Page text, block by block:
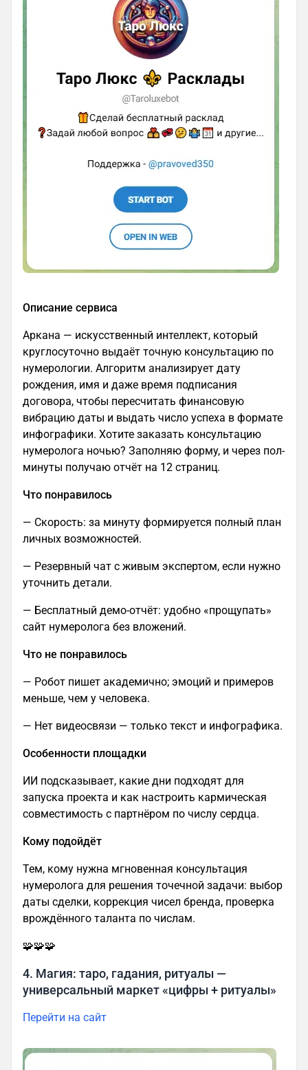
Описание сервиса
Аркана — искусственный интеллект, который
круглосуточно выдаёт точную консультацию по
нумерологии. Алгоритм анализирует дату
рождения, имя и даже время подписания
договора, чтобы пересчитать финансовую
вибрацию даты и выдать число успеха в формате
инфографики. Хотите заказать консультацию
нумеролога ночью? Заполняю форму, и через пол-
минуты получаю отчёт на 12 страниц.
Что понравилось
— Скорость: за минуту формируется полный план
личных возможностей.
— Резервный чат с живым экспертом, если нужно
уточнить детали.
— Бесплатный демо-отчёт: удобно «прощупать»
сайт нумеролога без вложений.
Что не понравилось
— Робот пишет академично; эмоций и примеров
меньше, чем у человека.
— Нет видеосвязи — только текст и инфографика.
Особенности площадки
ИИ подсказывает, какие дни подходят для
запуска проекта и как настроить кармическая
совместимость с партнёром по числу сердца.
Кому подойдёт
Тем, кому нужна мгновенная консультация
нумеролога для решения точечной задачи: выбор
даты сделки, коррекция чисел бренда, проверка
врождённого таланта по числам.
🧩🧩🧩
4. Магия: таро, гадания, ритуалы —
универсальный маркет «цифры + ритуалы»
Перейти на сайт